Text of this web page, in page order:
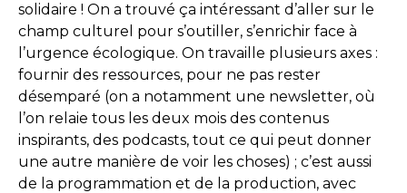
solidaire ! On a trouvé ça intéressant d’aller sur le
champ culturel pour s’outiller, s’enrichir face à
l’urgence écologique. On travaille plusieurs axes :
fournir des ressources, pour ne pas rester
désemparé (on a notamment une newsletter, où
l’on relaie tous les deux mois des contenus
inspirants, des podcasts, tout ce qui peut donner
une autre manière de voir les choses) ; c’est aussi
de la programmation et de la production, avec